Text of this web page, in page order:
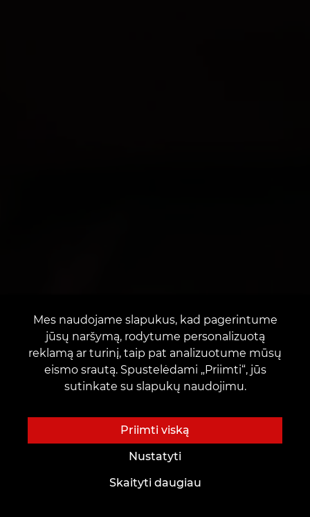
Mes naudojame slapukus, kad pagerintume
jūsų naršymą, rodytume personalizuotą
reklamą ar turinį, taip pat analizuotume mūsų
eismo srautą. Spustelėdami „Priimti“, jūs
sutinkate su slapukų naudojimu.
Priimti viską
Nustatyti
Skaityti daugiau